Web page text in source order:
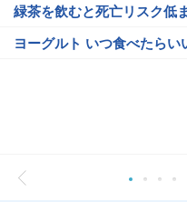
緑茶を飲むと死亡リスク低
ヨーグルト いつ食べたらい